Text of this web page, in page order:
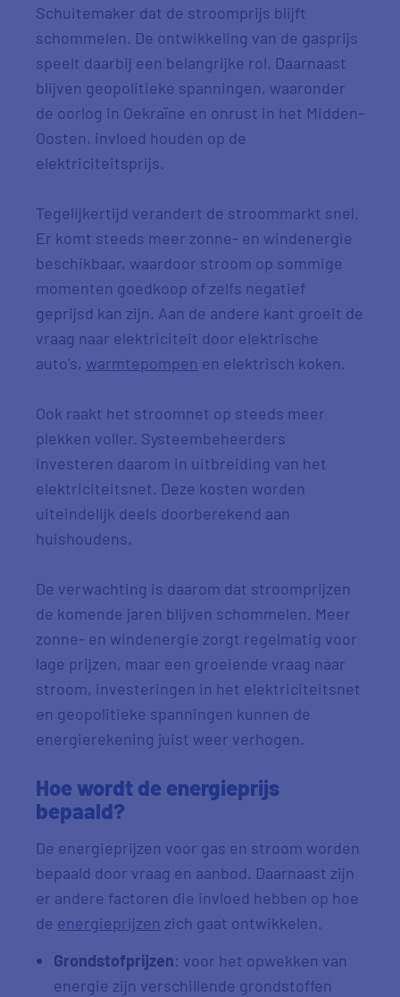
Schuitemaker dat de stroomprijs blijft
schommelen. De ontwikkeling van de gasprijs
speelt daarbij een belangrijke rol. Daarnaast
blijven geopolitieke spanningen, waaronder
de oorlog in Oekraïne en onrust in het Midden-
Oosten, invloed houden op de
elektriciteitsprijs.
Tegelijkertijd verandert de stroommarkt snel.
Er komt steeds meer zonne- en windenergie
beschikbaar, waardoor stroom op sommige
momenten goedkoop of zelfs negatief
geprijsd kan zijn. Aan de andere kant groeit de
vraag naar elektriciteit door elektrische
auto's, warmtepompen en elektrisch koken.
Ook raakt het stroomnet op steeds meer
plekken voller. Systeembeheerders
investeren daarom in uitbreiding van het
elektriciteitsnet. Deze kosten worden
uiteindelijk deels doorberekend aan
huishoudens.
De verwachting is daarom dat stroomprijzen
de komende jaren blijven schommelen. Meer
zonne- en windenergie zorgt regelmatig voor
lage prijzen, maar een groeiende vraag naar
stroom, investeringen in het elektriciteitsnet
en geopolitieke spanningen kunnen de
energierekening juist weer verhogen.
Hoe wordt de energieprijs
bepaald?
De energieprijzen voor gas en stroom worden
bepaald door vraag en aanbod. Daarnaast zijn
er andere factoren die invloed hebben op hoe
de energieprijzen zich gaat ontwikkelen.
Grondstofprijzen: voor het opwekken van
energie zijn verschillende grondstoffen